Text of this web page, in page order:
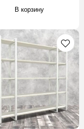
В корзину